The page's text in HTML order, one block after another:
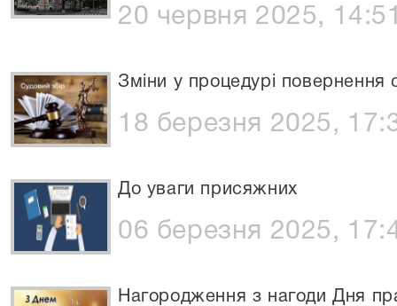
20 червня 2025,
Зміни у процедурі повернення
18 березня 2025,
До уваги присяжних
06 березня 2025,
Нагородження з нагоди Дня